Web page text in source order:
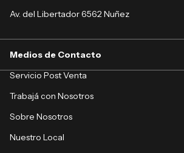
Av. del Libertador 6562 Nuñez
Medios de Contacto
Servicio Post Venta
Trabajá con Nosotros
Sobre Nosotros
Nuestro Local